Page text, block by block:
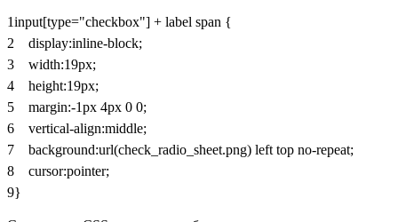
1
2
3
4
5
6
7
8
9
input[type="checkbox"] + label span {
display:inline-block;
width:19px;
height:19px;
margin:-1px 4px 0 0;
vertical-align:middle;
background:url(check_radio_sheet.png) left top no-repeat;
cursor:pointer;
}